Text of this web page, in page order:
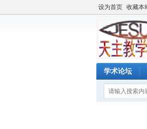
设为首页 收藏本
学术论坛